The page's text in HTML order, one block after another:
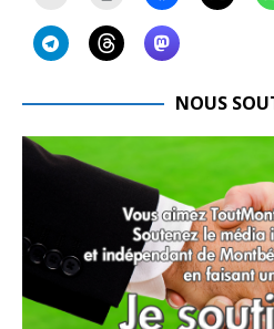
NOUS